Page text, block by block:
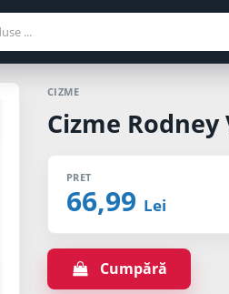
CIZME
Cizme Rodney
PRET
66,99 Lei
Cumpără